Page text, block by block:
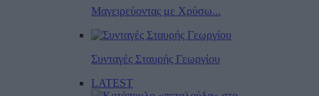
Μαγειρεύοντας με Χρύσω...
Συνταγές Σταυρής Γεωργίου
LATEST